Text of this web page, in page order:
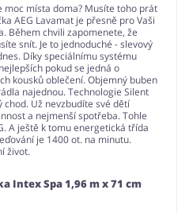
místa doma? Musíte toho prát
AEG Lavamat je přesně pro Vaši
Během chvili zapomenete, že
snít. Je to jednoduché - slevový
Díky speciálnímu systému
pokud se jedná o
kousků oblečení. Objemný buben
najednou. Technologie Silent
Už nevzbudíte své dětí
a nejmenší spotřeba. Tohle
A ještě k tomu energetická třída
je 1400 ot. na minutu.
život.
Intex Spa 1,96 m x 71 cm